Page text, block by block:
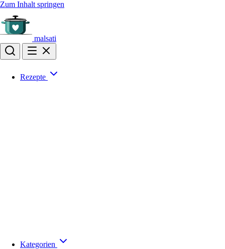
Zum Inhalt springen
malsati
Rezepte
Kategorien